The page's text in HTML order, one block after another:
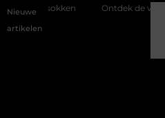
Nieuwe
artikelen
Ontdek de veelzijdigheid van